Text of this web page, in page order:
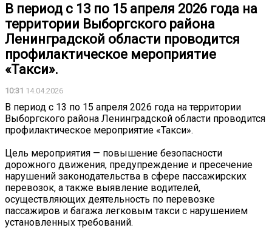
В период с 13 по 15 апреля 2026 года на
территории Выборгского района
Ленинградской области проводится
профилактическое мероприятие
«Такси».
10:31 14.04.2026
В период с 13 по 15 апреля 2026 года на территории
Выборгского района Ленинградской области проводится
профилактическое мероприятие «Такси».
Цель мероприятия — повышение безопасности
дорожного движения, предупреждение и пресечение
нарушений законодательства в сфере пассажирских
перевозок, а также выявление водителей,
осуществляющих деятельность по перевозке
пассажиров и багажа легковым такси с нарушением
установленных требований.